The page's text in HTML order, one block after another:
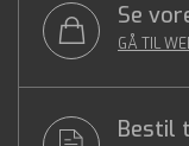
Se
GÅ TIL
Bestil